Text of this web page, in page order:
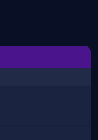
ตารางออกอากาศอนิ